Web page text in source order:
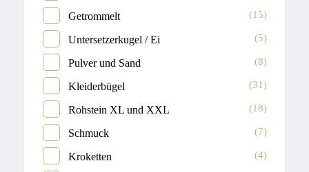
Getrommelt (15)
Untersetzerkugel / Ei (5)
Pulver und Sand (8)
Kleiderbügel (31)
Rohstein XL und XXL (18)
Schmuck (7)
Kroketten (4)